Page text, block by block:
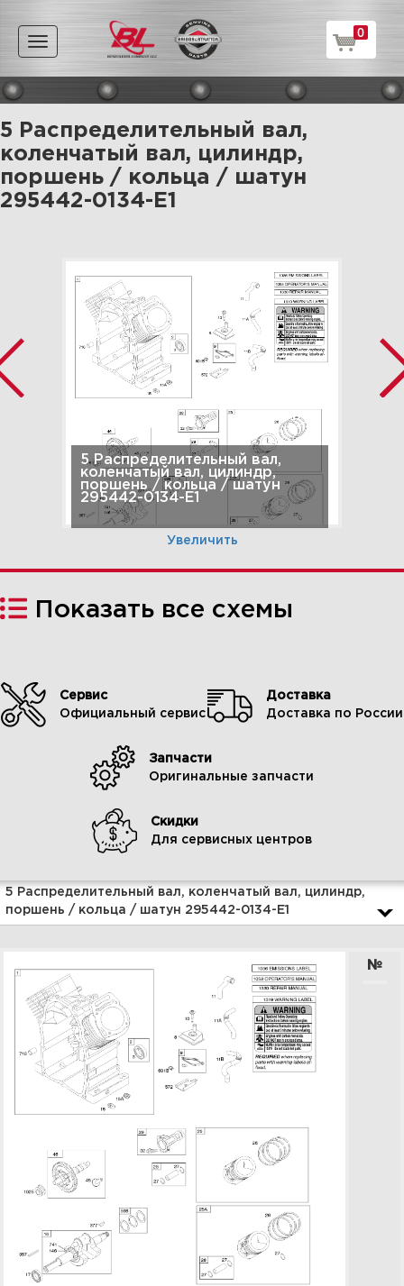
Toggle
navigation
0
5 Распределительный вал,
коленчатый вал, цилиндр,
поршень / кольца / шатун
295442-0134-E1
5 Распределительный вал,
коленчатый вал, цилиндр,
поршень / кольца / шатун
295442-0134-E1
Увеличить
6 Карбюратор,
карбюраторный комплект
7 Органы управления 295442-
0134-E1
Увеличить
Показать все схемы
Сервис
Официальный сервис
Доставка
Доставка по России
Запчасти
Оригинальные запчасти
Скидки
Для сервисных центров
5 Распределительный вал, коленчатый вал, цилиндр,
поршень / кольца / шатун 295442-0134-E1
№